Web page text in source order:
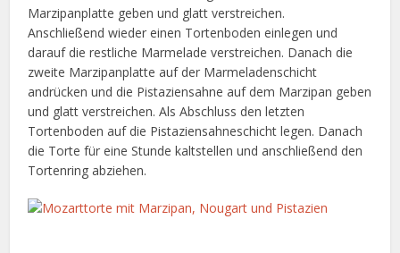
Marzipanplatte geben und glatt verstreichen.
Anschließend wieder einen Tortenboden einlegen und
darauf die restliche Marmelade verstreichen. Danach die
zweite Marzipanplatte auf der Marmeladenschicht
andrücken und die Pistaziensahne auf dem Marzipan geben
und glatt verstreichen. Als Abschluss den letzten
Tortenboden auf die Pistaziensahneschicht legen. Danach
die Torte für eine Stunde kaltstellen und anschließend den
Tortenring abziehen.